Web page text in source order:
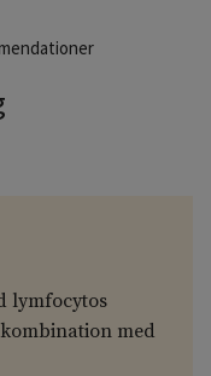
lymfocytos
med